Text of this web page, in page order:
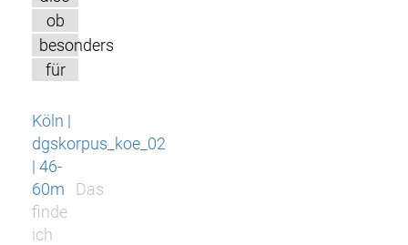
ob
besonders
für
Köln |
dgskorpus_koe_02
| 46-
60m
Das
finde
ich